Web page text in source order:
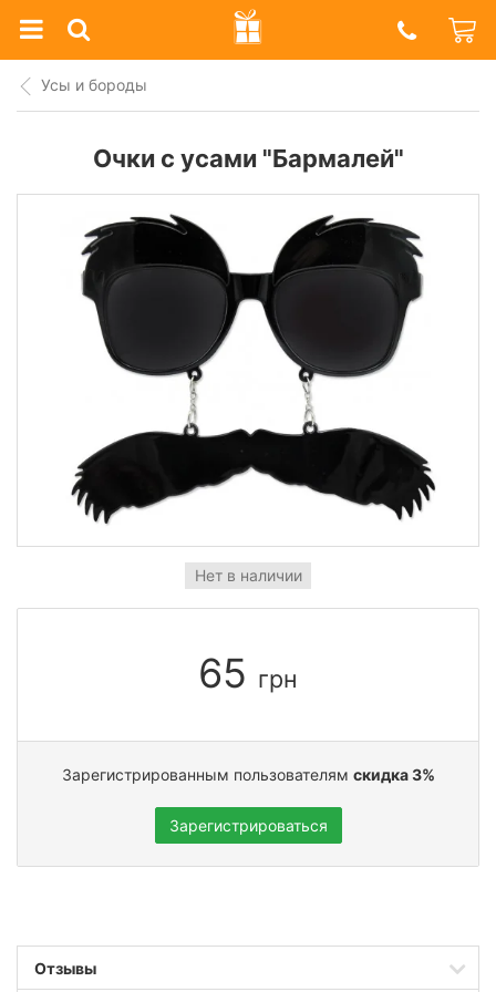
Prazdnik
Shop
Усы и бороды
Очки с усами "Бармалей"
Нет в наличии
65 грн
Зарегистрированным пользователям скидка 3%
Зарегистрироваться
Отзывы